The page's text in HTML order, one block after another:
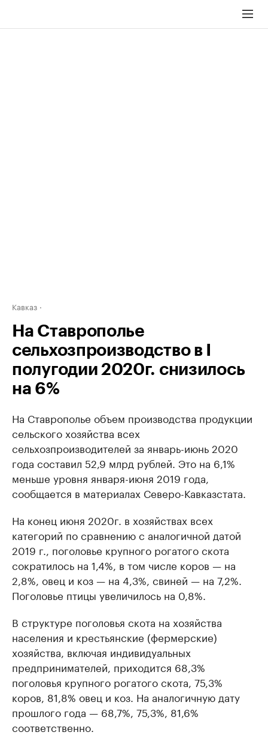
Кавказ
На Ставрополье
сельхозпроизводство в I
полугодии 2020г. снизилось
на 6%
На Ставрополье объем производства продукции
сельского хозяйства всех
сельхозпроизводителей за январь-июнь 2020
года составил 52,9 млрд рублей. Это на 6,1%
меньше уровня января-июня 2019 года,
сообщается в материалах Северо-Кавказстата.
На конец июня 2020г. в хозяйствах всех
категорий по сравнению с аналогичной датой
2019 г., поголовье крупного рогатого скота
сократилось на 1,4%, в том числе коров — на
2,8%, овец и коз — на 4,3%, свиней — на 7,2%.
Поголовье птицы увеличилось на 0,8%.
В структуре поголовья скота на хозяйства
населения и крестьянские (фермерские)
хозяйства, включая индивидуальных
предпринимателей, приходится 68,3%
поголовья крупного рогатого скота, 75,3%
коров, 81,8% овец и коз. На аналогичную дату
прошлого года — 68,7%, 75,3%, 81,6%
соответственно.